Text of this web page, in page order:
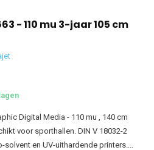
- 110 mu 3-jaar 105 cm
Digital Media - 110 mu , 140 cm
voor sporthallen. DIN V 18032-2
en UV-uithardende printers....